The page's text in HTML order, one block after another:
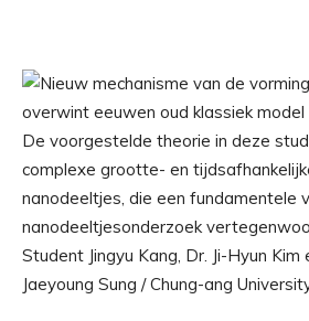
De voorgestelde theorie in deze
complexe grootte- en
nanodeeltjes, die een fundamentele
nanodeeltjesonderzoek
Student Jingyu Kang, Dr. Ji-Hyun
Jaeyoung Sung / Chung-ang